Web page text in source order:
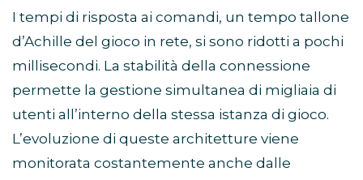
I tempi di risposta ai comandi, un tempo tallone
d’Achille del gioco in rete, si sono ridotti a pochi
millisecondi. La stabilità della connessione
permette la gestione simultanea di migliaia di
utenti all’interno della stessa istanza di gioco.
L’evoluzione di queste architetture viene
monitorata costantemente anche dalle